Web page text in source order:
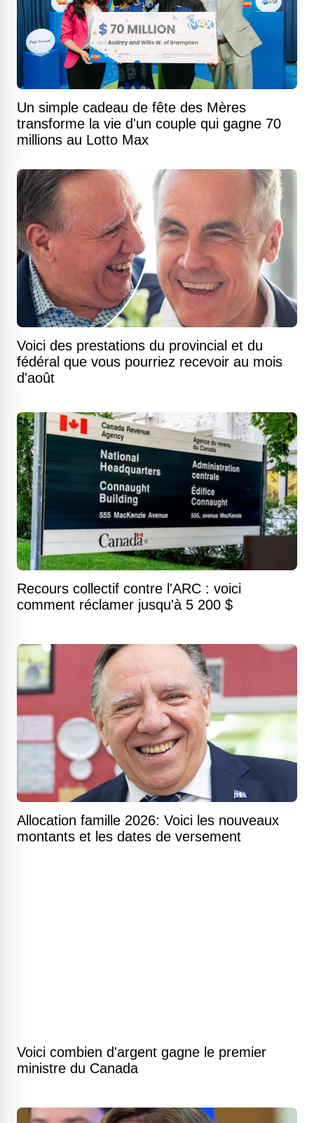
Un simple cadeau de fête des Mères
transforme la vie d'un couple qui gagne 70
millions au Lotto Max
Voici des prestations du provincial et du
fédéral que vous pourriez recevoir au mois
d'août
Recours collectif contre l'ARC : voici
comment réclamer jusqu'à 5 200 $
Allocation famille 2026: Voici les nouveaux
montants et les dates de versement
Voici combien d'argent gagne le premier
ministre du Canada